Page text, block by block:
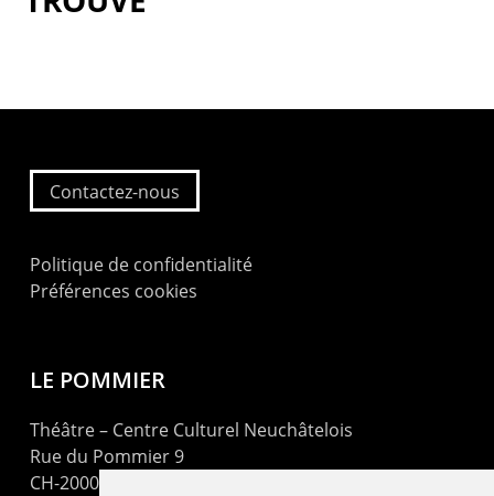
Contactez-nous
Politique de confidentialité
Préférences cookies
LE POMMIER
Théâtre – Centre Culturel Neuchâtelois
Rue du Pommier 9
CH-2000 Neuchâtel